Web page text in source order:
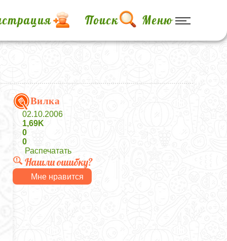
Поиск Меню
Вилка
02.10.2006
1,69K
0
0
Распечатать
Нашли ошибку?
Мне нравится